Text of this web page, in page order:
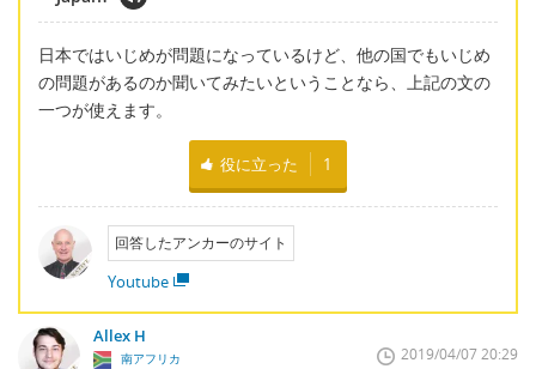
日本ではいじめが問題になっているけど、他の国でもいじめ
の問題があるのか聞いてみたいということなら、上記の文の
一つが使えます。
役に立った 1
回答したアンカーのサイト
Youtube
Allex H
南アフリカ 2019/04/07 20:29